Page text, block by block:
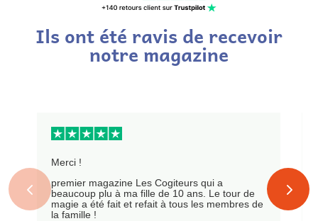
Ils ont été ravis de recevoir
notre magazine
Merci !
premier magazine Les Cogiteurs qui a
beaucoup plu à ma fille de 10 ans. Le tour de
magie a été fait et refait à tous les membres de
la famille !